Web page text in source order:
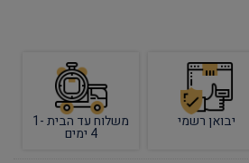
יבואן רשמי משלוח עד הבית 1-
4 ימים